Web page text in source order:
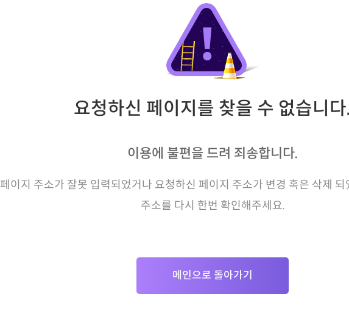
요청하신 페이지를 찾을 수 없습니다.
이용에 불편을 드려 죄송합니다.
페이지 주소가 잘못 입력되었거나 요청하신 페이지 주소가 변경 혹은 삭제 되
주소를 다시 한번 확인해주세요.
메인으로 돌아가기